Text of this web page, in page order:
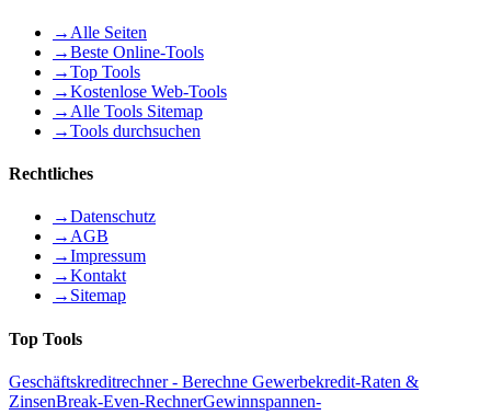
→ Alle Seiten
→Beste Online-Tools
→Top Tools
→Kostenlose Web-Tools
→ Alle Tools Sitemap
→Tools durchsuchen
Rechtliches
→Datenschutz
→AGB
→Impressum
→Kontakt
→ Sitemap
Top Tools
Geschäftskreditrechner - Berechne Gewerbekredit-Raten &
ZinsenBreak-Even-RechnerGewinnspannen-